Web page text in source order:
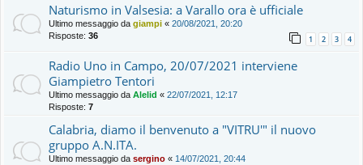
Naturismo in Valsesia: a Varallo ora è ufficiale
Ultimo messaggio da giampi « 20/08/2021, 20:20
Risposte: 36 1 2 3 4
Radio Uno in Campo, 20/07/2021 interviene
Giampietro Tentori
Ultimo messaggio da Alelid « 22/07/2021, 12:17
Risposte: 7
Calabria, diamo il benvenuto a "VITRU'" il nuovo
gruppo A.N.ITA.
Ultimo messaggio da sergino « 14/07/2021, 20:44